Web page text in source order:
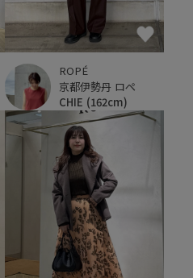
ROPÉ
京都伊勢丹 ロペ
CHIE (162cm)